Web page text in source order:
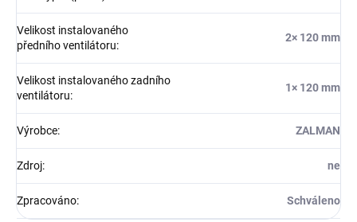
Velikost instalovaného
předního ventilátoru:
2× 120 mm
Velikost instalovaného zadního
ventilátoru:
1× 120 mm
Výrobce: ZALMAN
Zdroj: ne
Zpracováno: Schváleno